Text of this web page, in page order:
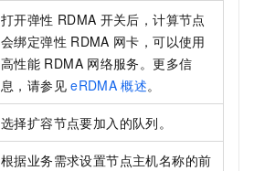
打开弹性 RDMA 开关后，计算节点
会绑定弹性 RDMA 网卡，可以使用
高性能 RDMA 网络服务。更多信
息，请参见 eRDMA 概述。
选择扩容节点要加入的队列。
根据业务需求设置节点主机名称的前